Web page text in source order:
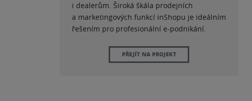
i dealerům. Široká škála prodejních
a marketingových funkcí inShopu je ideálním
řešením pro profesionální e-podnikání.
PŘEJÍT NA PROJEKT